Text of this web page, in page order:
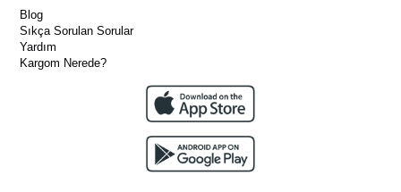
Blog
Sıkça Sorulan Sorular
Yardım
Kargom Nerede?